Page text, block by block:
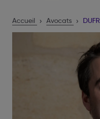
Accueil Avocats